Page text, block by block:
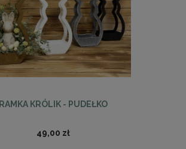
RAMKA KRÓLIK - PUDEŁKO
49,00 zł